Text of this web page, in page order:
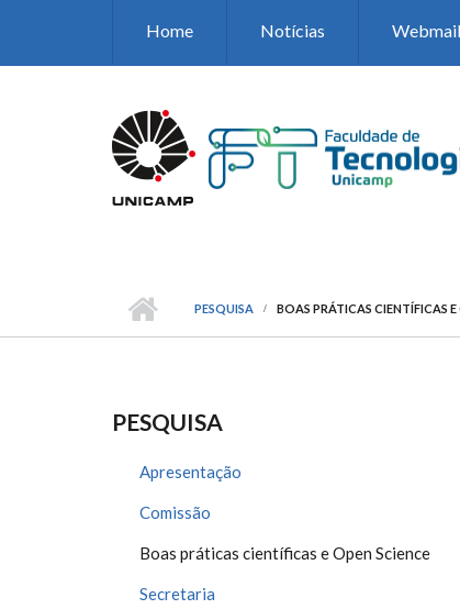
Home Notícias Webmail
PESQUISA BOAS PRÁTICAS CIENTÍFICAS E
PESQUISA
Apresentação
Comissão
Boas práticas científicas e Open Science
Secretaria